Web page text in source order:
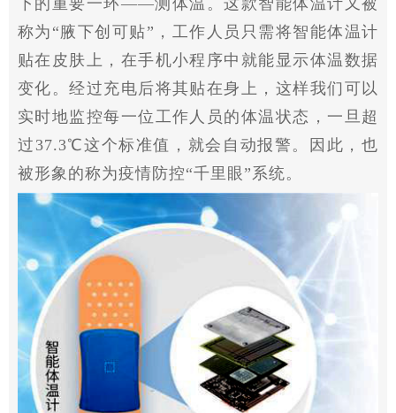
下的重要一环——测体温。这款智能体温计又被
称为“腋下创可贴”，工作人员只需将智能体温计
贴在皮肤上，在手机小程序中就能显示体温数据
变化。经过充电后将其贴在身上，这样我们可以
实时地监控每一位工作人员的体温状态，一旦超
过37.3℃这个标准值，就会自动报警。因此，也
被形象的称为疫情 防控“千里眼”系统。